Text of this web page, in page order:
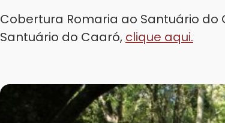
Cobertura Romaria ao Santuário do
Santuário do Caaró, clique aqui.